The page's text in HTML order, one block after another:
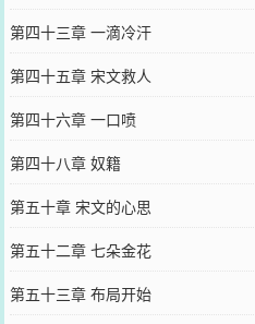
第四十三章 一滴冷汗
第四十五章 宋文救人
第四十六章 一口喷
第四十八章 奴籍
第五十章 宋文的心思
第五十二章 七朵金花
第五十三章 布局开始